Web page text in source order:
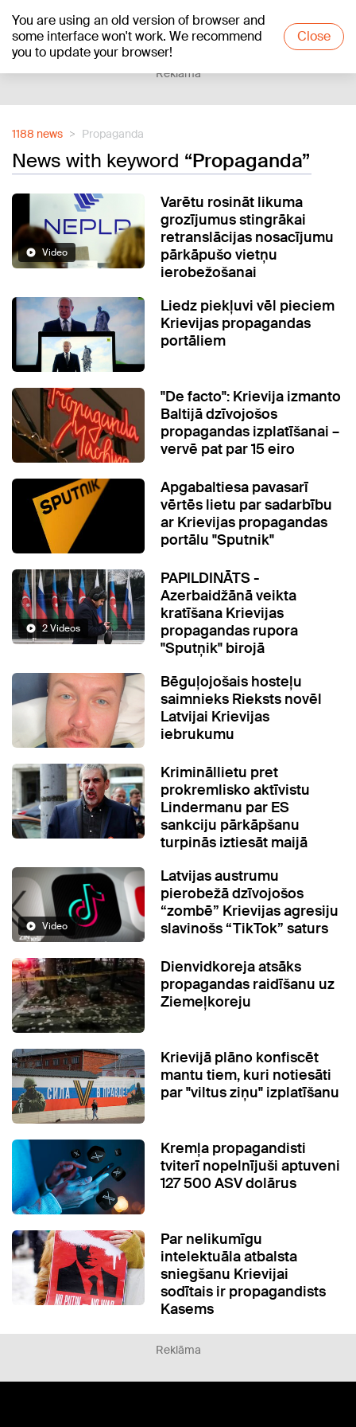
You are using an old version of browser and
some interface won't work. We recommend
you to update your browser!
Close
+20°C
Reklāma
1188 news Propaganda
News with keyword “Propaganda”
Video
Varētu rosināt likuma
grozījumus stingrākai
retranslācijas nosacījumu
pārkāpušo vietņu
ierobežošanai
Liedz piekļuvi vēl pieciem
Krievijas propagandas
portāliem
"De facto": Krievija izmanto
Baltijā dzīvojošos
propagandas izplatīšanai –
vervē pat par 15 eiro
Apgabaltiesa pavasarī
vērtēs lietu par sadarbību
ar Krievijas propagandas
portālu "Sputnik"
2 Videos
PAPILDINĀTS -
Azerbaidžānā veikta
kratīšana Krievijas
propagandas rupora
"Sputņik" birojā
Bēguļojošais hosteļu
saimnieks Rieksts novēl
Latvijai Krievijas
iebrukumu
Krimināllietu pret
prokremlisko aktīvistu
Lindermanu par ES
sankciju pārkāpšanu
turpinās iztiesāt maijā
Video
Latvijas austrumu
pierobežā dzīvojošos
“zombē” Krievijas agresiju
slavinošs “TikTok” saturs
Dienvidkoreja atsāks
propagandas raidīšanu uz
Ziemeļkoreju
Krievijā plāno konfiscēt
mantu tiem, kuri notiesāti
par "viltus ziņu" izplatīšanu
Kremļa propagandisti
tviterī nopelnījuši aptuveni
127 500 ASV dolārus
Par nelikumīgu
intelektuāla atbalsta
sniegšanu Krievijai
sodītais ir propagandists
Kasems
Reklāma